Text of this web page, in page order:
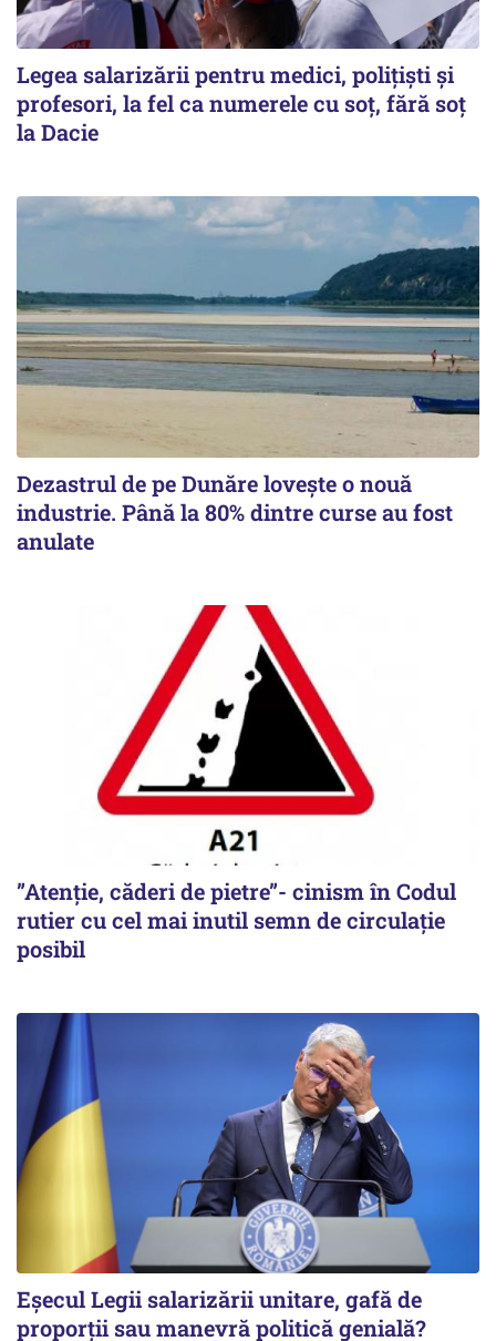
Legea salarizării pentru medici, polițiști și
profesori, la fel ca numerele cu soț, fără soț
la Dacie
Dezastrul de pe Dunăre lovește o nouă
industrie. Până la 80% dintre curse au fost
anulate
”Atenție, căderi de pietre”- cinism în Codul
rutier cu cel mai inutil semn de circulație
posibil
Eșecul Legii salarizării unitare, gafă de
proporții sau manevră politică genială?